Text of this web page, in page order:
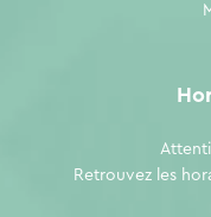
Retrouvez les